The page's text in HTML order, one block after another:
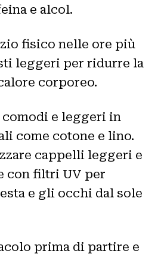
e alcol.
fisico nelle ore più
leggeri per ridurre la
corporeo.
e leggeri in
come cotone e lino.
cappelli leggeri e
con filtri UV per
e gli occhi dal sole
prima di partire e